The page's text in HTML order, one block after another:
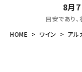
8月7
目安であり
HOME
ワイン アル